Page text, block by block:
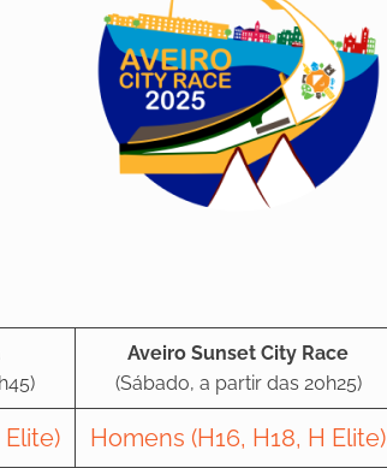
Aveiro Sunset City Race
(Sábado, a partir das 20h25)
Elite) Homens (H16, H18, H Elite)